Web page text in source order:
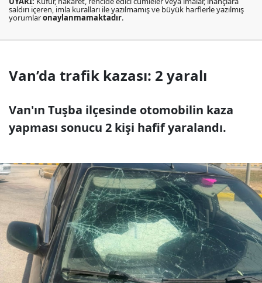
saldırı içeren, imla kuralları ile yazılmamış ve büyük harflerle yazılmış
yorumlaronaylanmamaktadır.
Van’da trafik kazası: 2 yaralı
Van'ın Tuşba ilçesinde otomobilin kaza
yapması sonucu 2 kişi hafif yaralandı.